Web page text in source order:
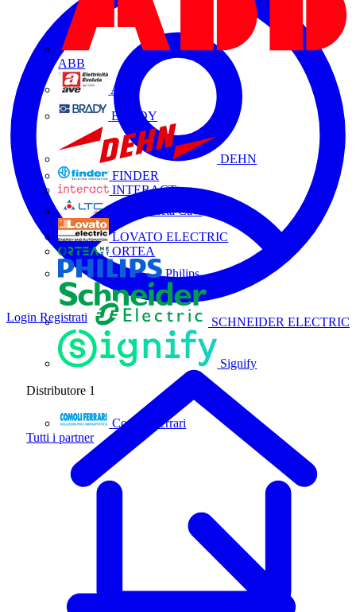
ABB
AVE
BRADY
DEHN
FINDER
INTERACT
La Triveneta Cavi
LOVATO ELECTRIC
ORTEA
Philips
SCHNEIDER ELECTRIC
Signify
Distributore 1
Comoli Ferrari
Tutti i partner
Login Registrati